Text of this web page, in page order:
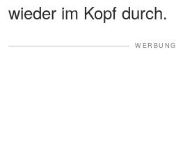
wieder im Kopf durch.
WERBUNG